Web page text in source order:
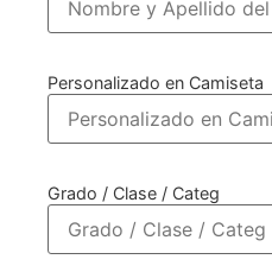
Personalizado en Camiseta
Grado / Clase / Categ